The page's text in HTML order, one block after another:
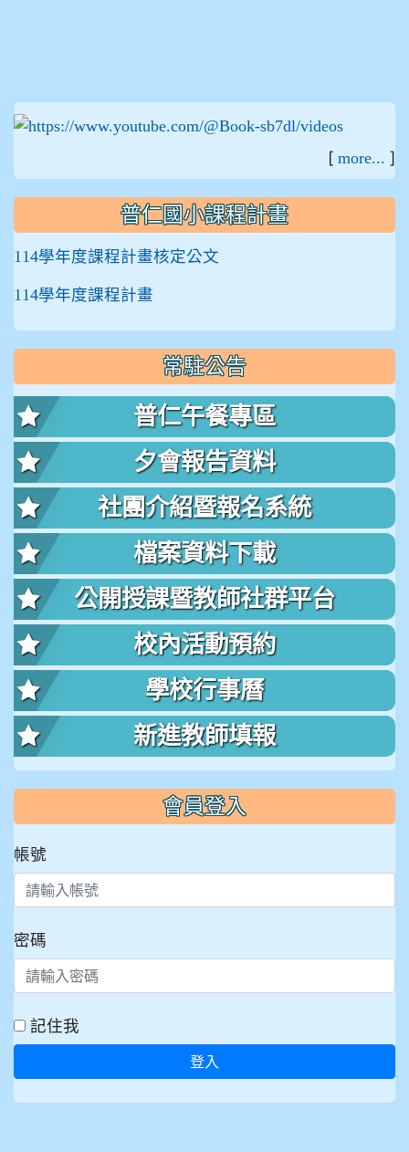
[ more... ]
普仁國小課程計畫
114學年度課程計畫核定公文
114學年度課程計畫
常駐公告
普仁午餐專區
夕會報告資料
社團介紹暨報名系統
檔案資料下載
公開授課暨教師社群平台
校內活動預約
學校行事曆
新進教師填報
會員登入
帳號
密碼
記住我
登入